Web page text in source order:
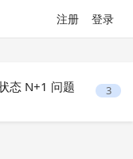
注册 登录
态 N+1 问题 3